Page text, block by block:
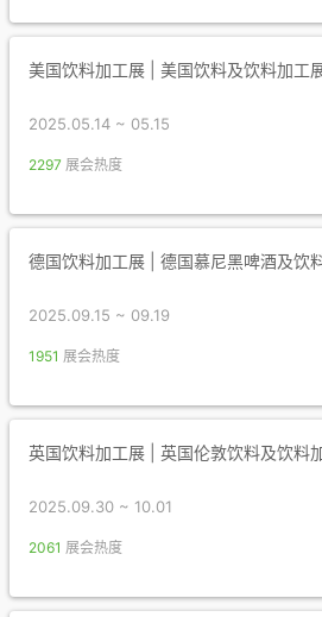
美国饮料加工展 | 美国饮料及饮料加工
2025.05.14 ~ 05.15
2297 展会热度
德国饮料加工展 | 德国慕尼黑啤酒及饮
2025.09.15 ~ 09.19
1951 展会热度
英国饮料加工展 | 英国伦敦饮料及饮料
2025.09.30 ~ 10.01
2061 展会热度